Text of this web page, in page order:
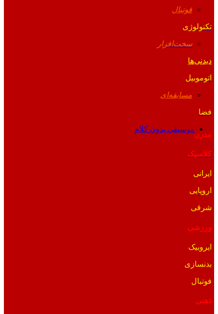
فوتبال
تکنولوژی
سخت‌افزار
دیدنی‌ها
اتوموبیل
مسابقه‌ای
فضا
موسیقی بدون کلام
مدرن
کلاسیک
ایرانی
اروپایی
شرقی
ورزشی
ایروبیک
بدنسازی
فوتبال
ذهنی